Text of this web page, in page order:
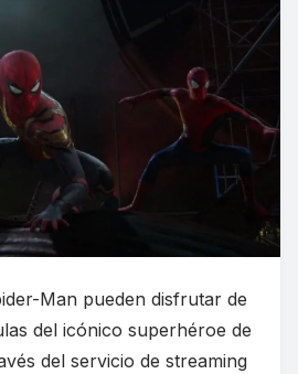
Man pueden disfrutar de
del icónico superhéroe de
del servicio de streaming